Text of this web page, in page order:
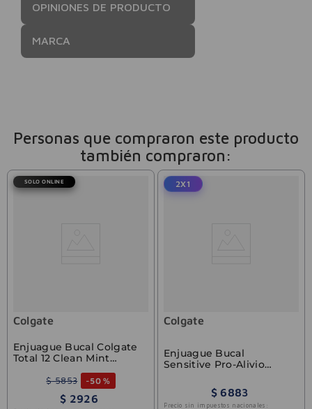
OPINIONES DE PRODUCTO
MARCA
Personas que compraron este producto
también compraron:
SOLO ONLINE
Colgate
Enjuague Bucal Colgate
Total 12 Clean Mint
$ 5853 -50 %
$ 2926
2X1
Colgate
Enjuague Bucal
Sensitive Pro-Alivio
$ 6883
Precio sin impuestos nacionales: